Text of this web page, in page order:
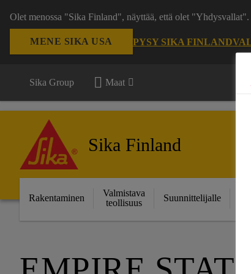
Olet menossa "Sika Finland", näyttää, että olet
MENE SIKA USA PYSY SIKA FINLAND
Sika Group Maat
Sika Finland
Rakentaminen
Valmistava
teollisuus
Suunnittelijalle